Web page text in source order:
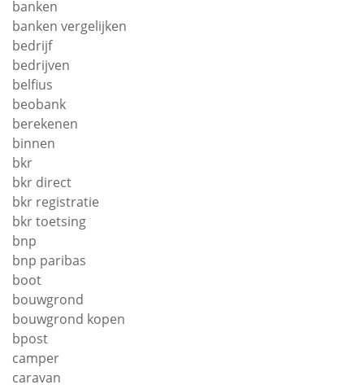
banken
banken vergelijken
bedrijf
bedrijven
belfius
beobank
berekenen
binnen
bkr
bkr direct
bkr registratie
bkr toetsing
bnp
bnp paribas
boot
bouwgrond
bouwgrond kopen
bpost
camper
caravan